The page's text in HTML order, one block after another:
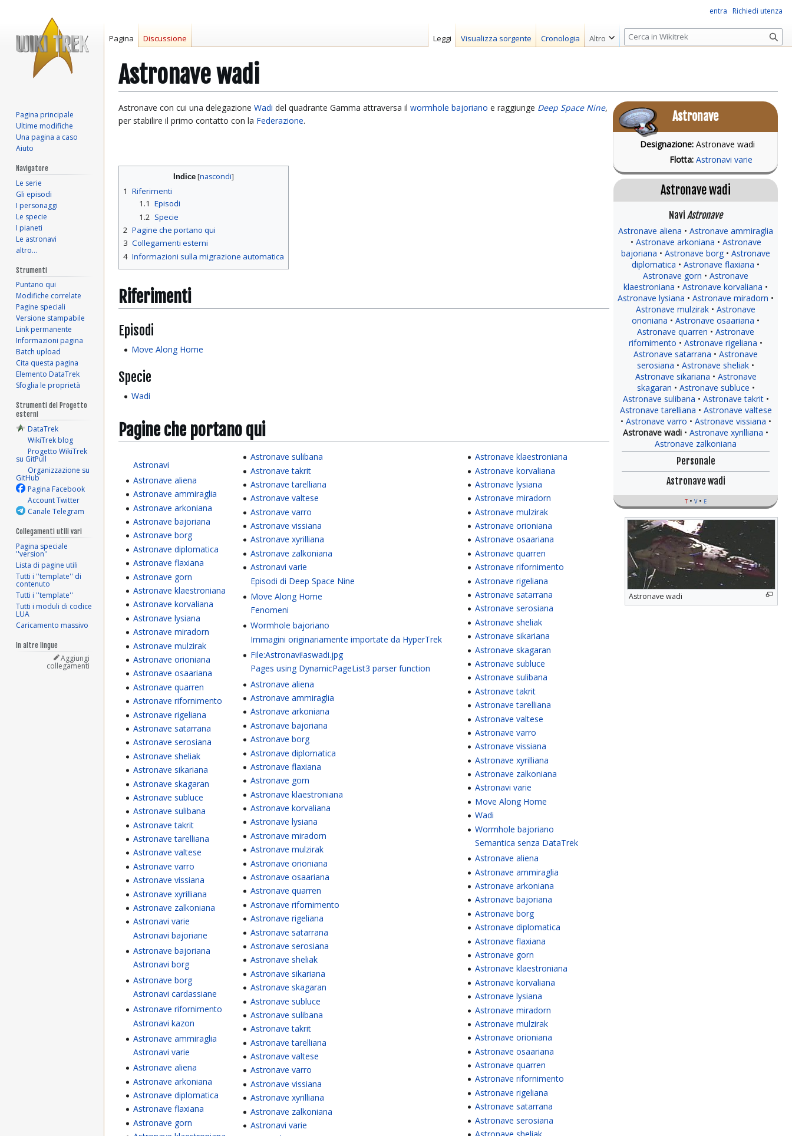
Astronave wadi
Vai
alla
Vai
alla
Astronave
Designazione: Astronave wadi
Flotta: Astronavi varie
Astronave wadi
Navi Astronave
Astronave aliena
Astronave ammiraglia
Astronave arkoniana
Astronave
bajoriana
Astronave borg
Astronave
diplomatica
Astronave flaxiana
Astronave gorn
Astronave
klaestroniana
Astronave korvaliana
Astronave lysiana
Astronave miradorn
Astronave mulzirak
Astronave
orioniana
Astronave osaariana
Astronave quarren
Astronave
rifornimento
Astronave rigeliana
Astronave satarrana
Astronave
serosiana
Astronave sheliak
Astronave sikariana
Astronave
skagaran
Astronave subluce
Astronave sulibana
Astronave takrit
Astronave tarelliana
Astronave valtese
Astronave varro
Astronave vissiana
Astronave wadi
Astronave xyrilliana
Astronave zalkoniana
Personale
Astronave wadi
t v e
Astronave con cui una delegazione Wadi del quadrante Gamma attraversa il wormhole bajoriano e raggiunge Deep Space Nine,
per stabilire il primo contatto con la Federazione.
Astronave wadi
Indice
1 Riferimenti
1.1 Episodi
1.2 Specie
2 Pagine che portano qui
3 Collegamenti esterni
4 Informazioni sulla migrazione automatica
Riferimenti
Episodi
Move Along Home
Specie
Wadi
Pagine che portano qui
Astronavi
Astronave aliena
Astronave ammiraglia
Astronave arkoniana
Astronave bajoriana
Astronave borg
Astronave diplomatica
Astronave flaxiana
Astronave gorn
Astronave klaestroniana
Astronave korvaliana
Astronave lysiana
Astronave miradorn
Astronave mulzirak
Astronave orioniana
Astronave osaariana
Astronave quarren
Astronave rifornimento
Astronave rigeliana
Astronave satarrana
Astronave serosiana
Astronave sheliak
Astronave sikariana
Astronave skagaran
Astronave subluce
Astronave sulibana
Astronave takrit
Astronave tarelliana
Astronave valtese
Astronave varro
Astronave vissiana
Astronave xyrilliana
Astronave zalkoniana
Astronavi varie
Astronavi bajoriane
Astronave bajoriana
Astronavi borg
Astronave borg
Astronavi cardassiane
Astronave rifornimento
Astronavi kazon
Astronave ammiraglia
Astronavi varie
Astronave aliena
Astronave arkoniana
Astronave diplomatica
Astronave flaxiana
Astronave gorn
Astronave sulibana
Astronave takrit
Astronave tarelliana
Astronave valtese
Astronave varro
Astronave vissiana
Astronave xyrilliana
Astronave zalkoniana
Astronavi varie
Episodi di Deep Space Nine
Move Along Home
Fenomeni
Wormhole bajoriano
Immagini originariamente importate da HyperTrek
File:Astronavi!aswadi.jpg
Pages using DynamicPageList3 parser function
Astronave aliena
Astronave ammiraglia
Astronave arkoniana
Astronave bajoriana
Astronave borg
Astronave diplomatica
Astronave flaxiana
Astronave gorn
Astronave klaestroniana
Astronave korvaliana
Astronave lysiana
Astronave miradorn
Astronave mulzirak
Astronave orioniana
Astronave osaariana
Astronave quarren
Astronave rifornimento
Astronave rigeliana
Astronave satarrana
Astronave serosiana
Astronave sheliak
Astronave sikariana
Astronave skagaran
Astronave subluce
Astronave sulibana
Astronave takrit
Astronave tarelliana
Astronave valtese
Astronave varro
Astronave vissiana
Astronave xyrilliana
Astronave zalkoniana
Astronavi varie
Astronave klaestroniana
Astronave korvaliana
Astronave lysiana
Astronave miradorn
Astronave mulzirak
Astronave orioniana
Astronave osaariana
Astronave quarren
Astronave rifornimento
Astronave rigeliana
Astronave satarrana
Astronave serosiana
Astronave sheliak
Astronave sikariana
Astronave skagaran
Astronave subluce
Astronave sulibana
Astronave takrit
Astronave tarelliana
Astronave valtese
Astronave varro
Astronave vissiana
Astronave xyrilliana
Astronave zalkoniana
Astronavi varie
Move Along Home
Wadi
Wormhole bajoriano
Semantica senza DataTrek
Astronave aliena
Astronave ammiraglia
Astronave arkoniana
Astronave bajoriana
Astronave borg
Astronave diplomatica
Astronave flaxiana
Astronave gorn
Astronave klaestroniana
Astronave korvaliana
Astronave lysiana
Astronave miradorn
Astronave mulzirak
Astronave orioniana
Astronave osaariana
Astronave quarren
Astronave rifornimento
Astronave rigeliana
Astronave satarrana
Astronave serosiana
entra Richiedi utenza
Pagina Discussione Leggi Visualizza sorgente Cronologia Altro
R
i
r
c
a
Pagina principale
Ultime modifiche
Una pagina a caso
Aiuto
Navigatore
Le serie
Gli episodi
I personaggi
Le specie
I pianeti
Le astronavi
altro…
Strumenti
Puntano qui
Modifiche correlate
Pagine speciali
Versione stampabile
Link permanente
Informazioni pagina
Batch upload
Cita questa pagina
Elemento DataTrek
Sfoglia le proprietà
Strumenti del Progetto
esterni
DataTrek
WikiTrek blog
Progetto WikiTrek
su GitPull
Organizzazione su
GitHub
Pagina Facebook
Account Twitter
Canale Telegram
Collegamenti utili vari
Pagina speciale
''version''
Lista di pagine utili
Tutti i ''template'' di
contenuto
Tutti i ''template''
Tutti i moduli di codice
LUA
Caricamento massivo
In altre lingue
Aggiungi
collegamenti